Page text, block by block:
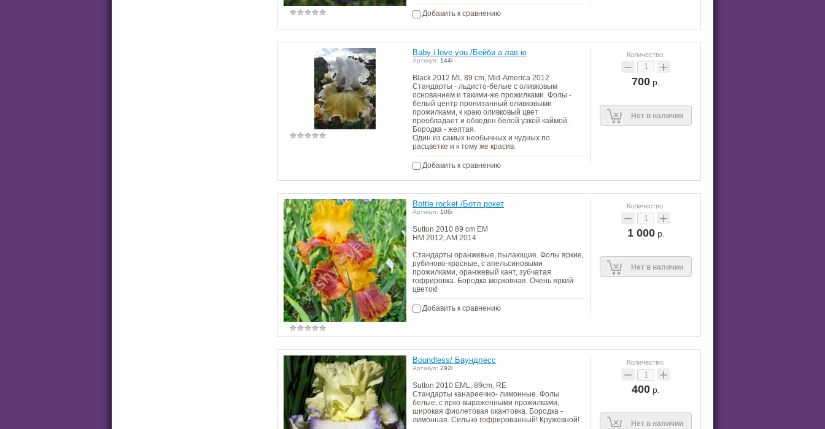
Добавить к сравнению
Количество:
− +
700 р.
Нет в наличии
Baby i love you /Бейби а лав ю
Артикул: 144i
Black 2012 ML 89 cm, Mid-America 2012
Стандарты - льдисто-белые с оливковым
основанием и такими-же прожилками. Фолы -
белый центр пронизанный оливковыми
прожилками, к краю оливковый цвет
преобладает и обведен белой узкой каймой.
Бородка - желтая.
Один из самых необычных и чудных по
расцветке и к тому же красив.
Добавить к сравнению
Количество:
− +
1 000р.
Нет в наличии
Bottle rocket /Ботл рокет
Артикул: 106i
Sutton 2010 89 cm EM
HM 2012, AM 2014
Стандарты оранжевые, пылающие. Фолы яркие,
рубиново-красные, с апельсиновыми
прожилками, оранжевый кант, зубчатая
гофрировка. Бородка морковная. Очень яркий
цветок!
Добавить к сравнению
Количество:
− +
400 р.
Нет в наличии
Boundless/ Баундлесс
Артикул: 292i
Sutton 2010 EML, 89cm, RE
Стандарты канареечно- лимонные. Фолы
белые, с ярко выраженными прожилками,
широкая фиолетовая окантовка. Бородка -
лимонная. Сильно гофрированный! Кружевной!